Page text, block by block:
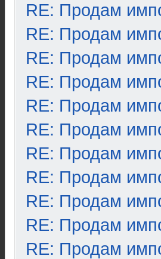
RE: Продам
RE: Продам
RE: Продам
RE: Продам
RE: Продам
RE: Продам
RE: Продам
RE: Продам
RE: Продам
RE: Продам
RE: Продам